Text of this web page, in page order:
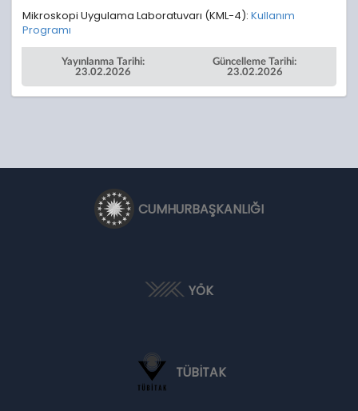
Mikroskopi Uygulama Laboratuvarı (KML-4): Kullanım
Programı
Yayınlanma Tarihi:
23.02.2026
Güncelleme Tarihi:
23.02.2026
CUMHURBAŞKANLIĞI
YÖK
TÜBİTAK